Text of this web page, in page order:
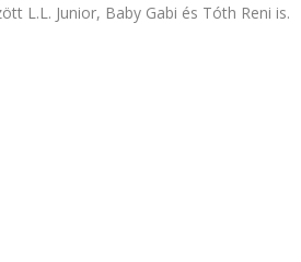
L.L. Junior, Baby Gabi és Tóth Reni is.